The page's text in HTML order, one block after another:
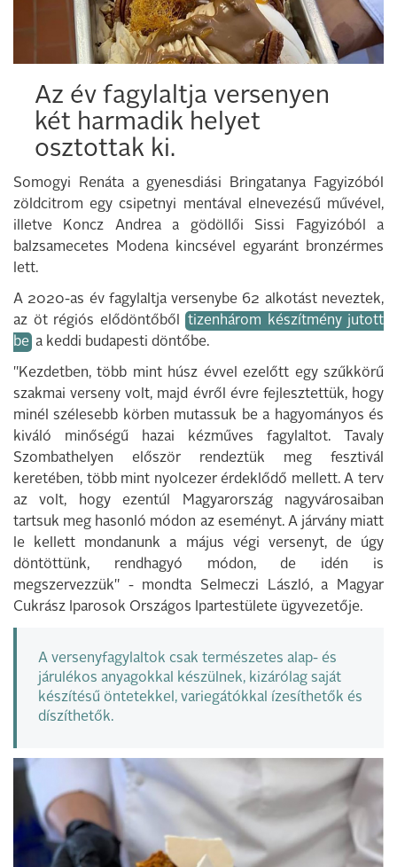
Az év fagylaltja versenyen
két harmadik helyet
osztottak ki.
Somogyi Renáta a gyenesdiási Bringatanya Fagyizóból
zöldcitrom egy csipetnyi mentával elnevezésű művével,
illetve Koncz Andrea a gödöllői Sissi Fagyizóból a
balzsamecetes Modena kincsével egyaránt bronzérmes
lett.
A 2020-as év fagylaltja versenybe 62 alkotást neveztek,
az öt régiós elődöntőből
tizenhárom készítmény jutott
be a keddi budapesti döntőbe.
"Kezdetben, több mint húsz évvel ezelőtt egy szűkkörű
szakmai verseny volt, majd évről évre fejlesztettük, hogy
minél szélesebb körben mutassuk be a hagyományos és
kiváló minőségű hazai kézműves fagylaltot. Tavaly
Szombathelyen először rendeztük meg fesztivál
keretében, több mint nyolcezer érdeklődő mellett. A terv
az volt, hogy ezentúl Magyarország nagyvárosaiban
tartsuk meg hasonló módon az eseményt. A járvány miatt
le kellett mondanunk a május végi versenyt, de úgy
döntöttünk, rendhagyó módon, de idén is
megszervezzük" - mondta Selmeczi László, a Magyar
Cukrász Iparosok Országos Ipartestülete ügyvezetője.
A versenyfagylaltok csak természetes alap- és
járulékos anyagokkal készülnek, kizárólag saját
készítésű öntetekkel, variegátókkal ízesíthetők és
díszíthetők.